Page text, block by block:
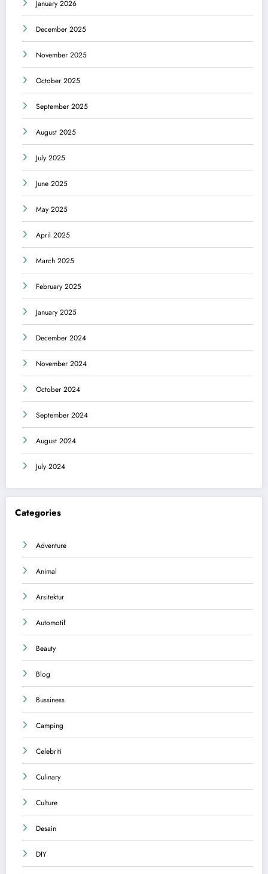
January 2026
December 2025
November 2025
October 2025
September 2025
August 2025
July 2025
June 2025
May 2025
April 2025
March 2025
February 2025
January 2025
December 2024
November 2024
October 2024
September 2024
August 2024
July 2024
Categories
Adventure
Animal
Arsitektur
Automotif
Beauty
Blog
Bussiness
Camping
Celebriti
Culinary
Culture
Desain
DIY